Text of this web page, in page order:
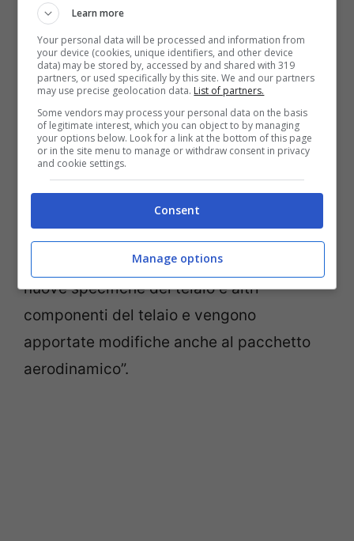
Ma dalla scorsa stagione la Honda fatica a
vincere dopo anni di successi e ci si
interroga sull’evoluzione della moto e sul
lavoro dei tecnici. “In Honda sanno che la
nostra MotoGP non è un mezzo facile da
guidare. Il modo in cui la Honda è stata
sviluppata negli anni conCasey Stonere
poi con Marc Marquez ha un grande
potenziale se hai un certo stile di guida.
Nel frattempo, in Honda vengono prodotte
nuove specifiche del telaio e altri
componenti del telaio e vengono
apportate modifiche anche al pacchetto
aerodinamico”.
Learn more
Your personal data will be processed and information from
your device (cookies, unique identifiers, and other device
data) may be stored by, accessed by and shared with 319
partners, or used specifically by this site. We and our partners
may use precise geolocation data. List of partners.
Some vendors may process your personal data on the basis
of legitimate interest, which you can object to by managing
your options below. Look for a link at the bottom of this page
or in the site menu to manage or withdraw consent in privacy
and cookie settings.
Consent
Manage options